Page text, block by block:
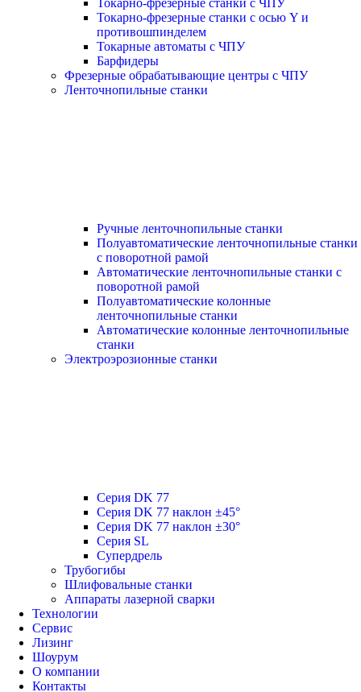
Токарно-фрезерные станки с ЧПУ
Токарно-фрезерные станки с осью Y и
противошпинделем
Токарные автоматы с ЧПУ
Барфидеры
Фрезерные обрабатывающие центры с ЧПУ
Ленточнопильные станки
Ручные ленточнопильные станки
Полуавтоматические ленточнопильные станки
с поворотной рамой
Автоматические ленточнопильные станки с
поворотной рамой
Полуавтоматические колонные
ленточнопильные станки
Автоматические колонные ленточнопильные
станки
Электроэрозионные станки
Серия DK 77
Серия DK 77 наклон ±45°
Серия DK 77 наклон ±30°
Серия SL
Супердрель
Трубогибы
Шлифовальные станки
Аппараты лазерной сварки
Технологии
Сервис
Лизинг
Шоурум
О компании
Контакты